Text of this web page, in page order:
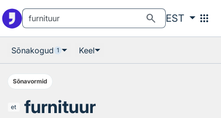
search EST apps
Sõnakogud 1 Keel
Sõnavormid
et furnituur